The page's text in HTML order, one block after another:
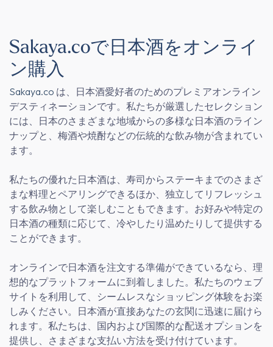
Sakaya.coで日本酒をオンライ
ン購入
Sakaya.co は、日本酒愛好者のためのプレミアオンライン
デスティネーションです。私たちが厳選したセレクション
には、日本のさまざまな地域からの多様な日本酒のライン
ナップと、梅酒や焼酎などの伝統的な飲み物が含まれてい
ます。
私たちの優れた日本酒は、寿司からステーキまでのさまざ
まな料理とペアリングできるほか、独立してリフレッシュ
する飲み物として楽しむこともできます。お好みや特定の
日本酒の種類に応じて、冷やしたり温めたりして提供する
ことができます。
オンラインで日本酒を注文する準備ができているなら、理
想的なプラットフォームに到着しました。私たちのウェブ
サイトを利用して、シームレスなショッピング体験をお楽
しみください。日本酒が直接あなたの玄関に迅速に届けら
れます。私たちは、国内および国際的な配送オプションを
提供し、さまざまな支払い方法を受け付けています。